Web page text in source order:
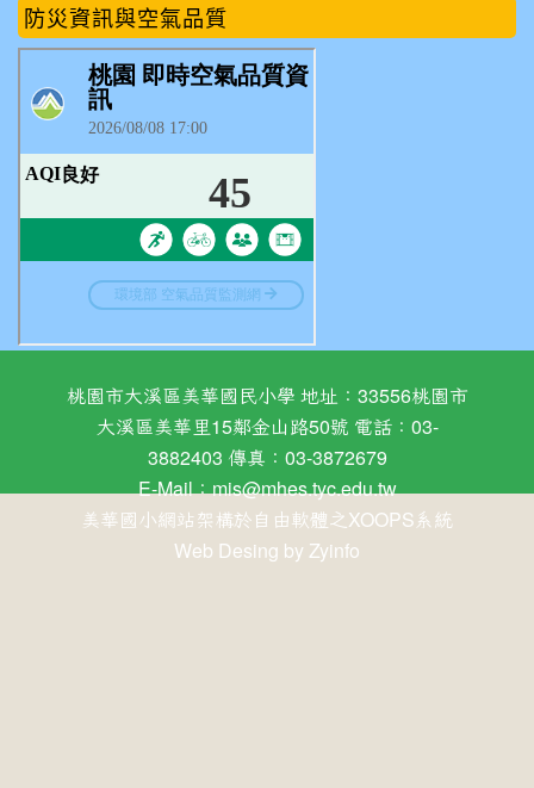
防災資訊與空氣品質
桃園市大溪區美華國民小學 地址：33556桃園市
大溪區美華里15鄰金山路50號 電話：03-
3882403 傳真：03-3872679
E-Mail：mis@mhes.tyc.edu.tw
美華國小網站架構於自由軟體之XOOPS系統
Web Desing by Zyinfo